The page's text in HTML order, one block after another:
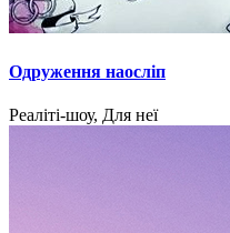
Одруження наосліп
Реаліті-шоу, Для неї